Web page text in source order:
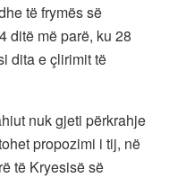
të frymës së
ditë më parë, ku 28
dita e çlirimit të
nuk gjeti përkrahje
propozimi i tij, në
të Kryesisë së